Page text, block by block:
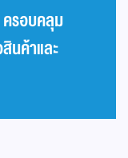
รอบคลุม
นค้าและ